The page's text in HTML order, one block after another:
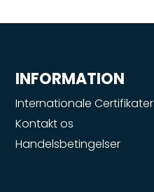
INFORMATION
Internationale Certifikater
Kontakt os
Handelsbetingelser